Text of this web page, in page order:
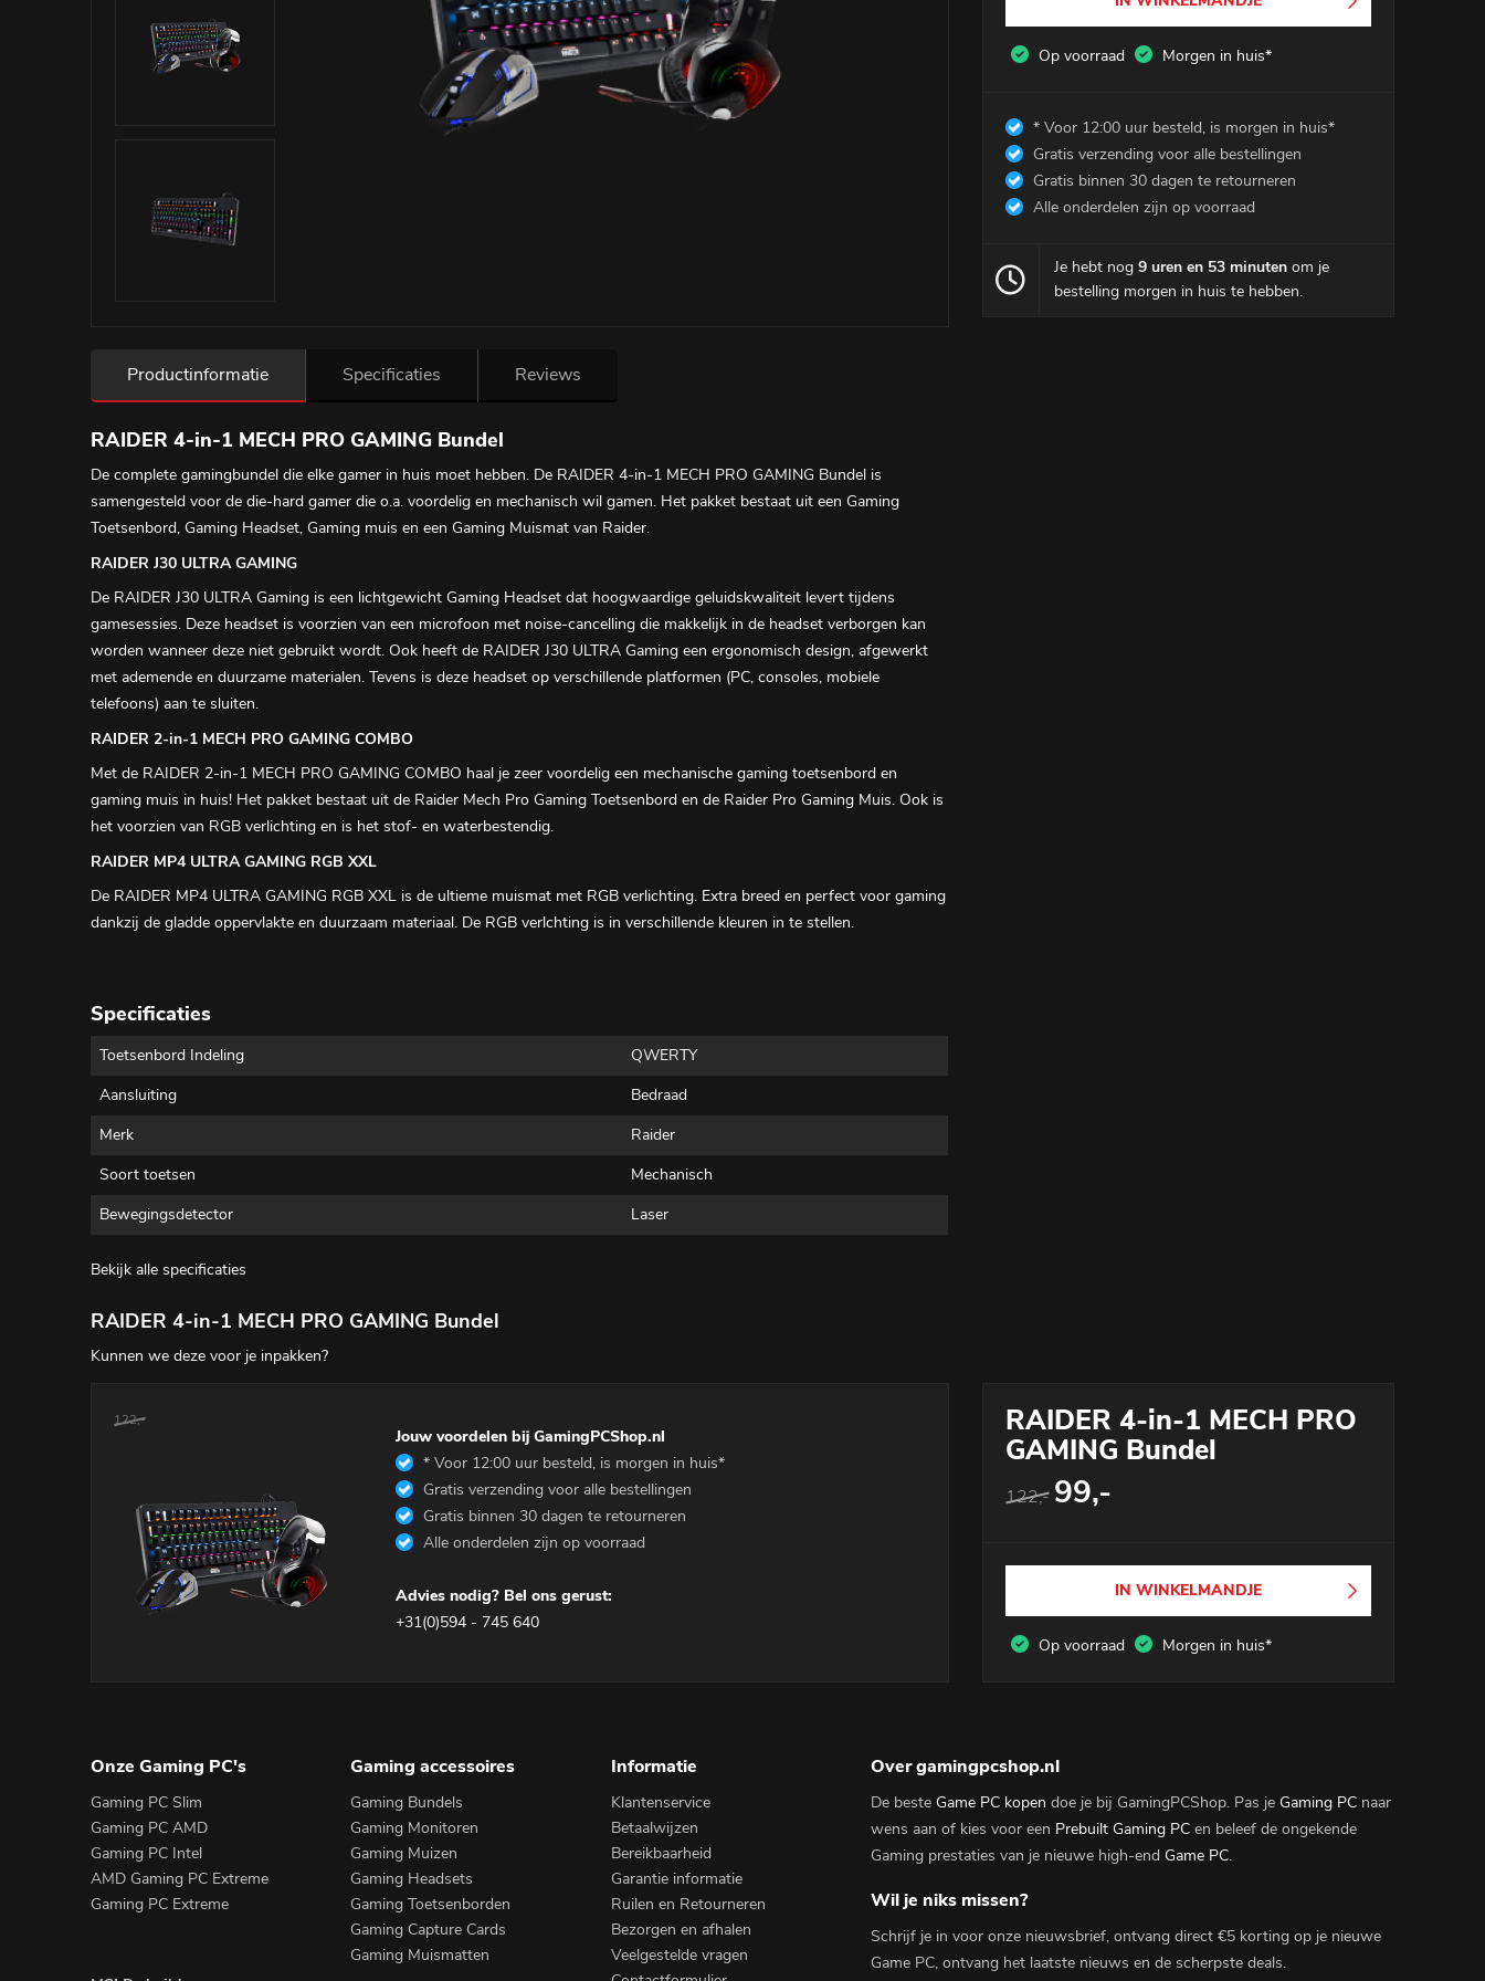
Winkelmandje
Productinformatie Specificaties Reviews
RAIDER 4-in-1 MECH PRO GAMING Bundel
De complete gamingbundel die elke gamer in huis moet hebben. De RAIDER 4-in-1 MECH PRO GAMING Bundel is
samengesteld voor de die-hard gamer die o.a. voordelig en mechanisch wil gamen. Het pakket bestaat uit een Gaming
Toetsenbord, Gaming Headset, Gaming muis en een Gaming Muismat van Raider.
RAIDER J30 ULTRA GAMING
De RAIDER J30 ULTRA Gaming is een lichtgewicht Gaming Headset dat hoogwaardige geluidskwaliteit levert tijdens
gamesessies. Deze headset is voorzien van een microfoon met noise-cancelling die makkelijk in de headset verborgen kan
worden wanneer deze niet gebruikt wordt. Ook heeft de RAIDER J30 ULTRA Gaming een ergonomisch design, afgewerkt
met ademende en duurzame materialen. Tevens is deze headset op verschillende platformen (PC, consoles, mobiele
telefoons) aan te sluiten.
RAIDER 2-in-1 MECH PRO GAMING COMBO
Met de RAIDER 2-in-1 MECH PRO GAMING COMBO haal je zeer voordelig een mechanische gaming toetsenbord en
gaming muis in huis! Het pakket bestaat uit de Raider Mech Pro Gaming Toetsenbord en de Raider Pro Gaming Muis. Ook is
het voorzien van RGB verlichting en is het stof- en waterbestendig.
RAIDER MP4 ULTRA GAMING RGB XXL
De RAIDER MP4 ULTRA GAMING RGB XXL is de ultieme muismat met RGB verlichting. Extra breed en perfect voor gaming
dankzij de gladde oppervlakte en duurzaam materiaal. De RGB verlchting is in verschillende kleuren in te stellen.
Specificaties
Toetsenbord Indeling
QWERTY
Aansluiting
Bedraad
Merk
Raider
Soort toetsen
Mechanisch
Bewegingsdetector
Laser
Bekijk alle specificaties
Op voorraad Morgen in huis*
* Voor 12:00 uur besteld, is morgen in huis*
Gratis verzending voor alle bestellingen
Gratis binnen 30 dagen te retourneren
Alle onderdelen zijn op voorraad
Je hebt nog 9 uren en 53 minutenom je
bestelling morgen in huis te hebben.
RAIDER 4-in-1 MECH PRO GAMING Bundel
Kunnen we deze voor je inpakken?
122,-
Jouw voordelen bij GamingPCShop.nl
* Voor 12:00 uur besteld, is morgen in huis*
Gratis verzending voor alle bestellingen
Gratis binnen 30 dagen te retourneren
Alle onderdelen zijn op voorraad
Advies nodig? Bel ons gerust:
+31(0)594 - 745 640
RAIDER 4-in-1 MECH PRO
GAMING Bundel
122,- 99,-
IN WINKELMANDJE
Op voorraad Morgen in huis*
Onze Gaming PC's
Gaming PC Slim
Gaming PC AMD
Gaming PC Intel
AMD Gaming PC Extreme
Gaming PC Extreme
Gaming accessoires
Gaming Bundels
Gaming Monitoren
Gaming Muizen
Gaming Headsets
Gaming Toetsenborden
Gaming Capture Cards
Gaming Muismatten
Informatie
Klantenservice
Betaalwijzen
Bereikbaarheid
Garantie informatie
Ruilen en Retourneren
Bezorgen en afhalen
Veelgestelde vragen
Over gamingpcshop.nl
De beste Game PC kopen doe je bij GamingPCShop. Pas je Gaming PCnaar
wens aan of kies voor een Prebuilt Gaming PCen beleef de ongekende
Gaming prestaties van je nieuwe high-end Game PC.
Wil je niks missen?
Schrijf je in voor onze nieuwsbrief, ontvang direct €5 korting op je nieuwe
Game PC, ontvang het laatste nieuws en de scherpste deals.